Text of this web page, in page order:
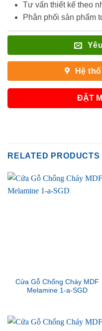
Tư vấn thiết kế theo
Phân phối sản phẩm
Hệ
ĐẶT
RELATED PRODUCTS
Cửa Gỗ Chống Cháy MDF
Melamine 1-a-SGD